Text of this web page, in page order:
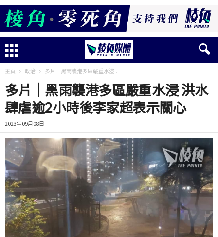
主頁 政治 多片│黑雨襲港多區嚴重水浸...
多片│黑雨襲港多區嚴重水浸 洪水
肆虐逾2小時後李家超表示關心
2023年09月08日